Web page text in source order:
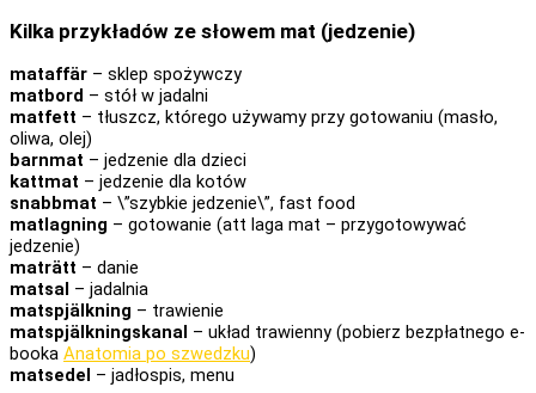
Kilka przykładów ze słowem mat (jedzenie)
mataffär – sklep spożywczy
matbord – stół w jadalni
matfett – tłuszcz, którego używamy przy gotowaniu (masło,
oliwa, olej)
barnmat – jedzenie dla dzieci
kattmat – jedzenie dla kotów
snabbmat – \”szybkie jedzenie\”, fast food
matlagning – gotowanie (att laga mat – przygotowywać
jedzenie)
maträtt – danie
matsal – jadalnia
matspjälkning – trawienie
matspjälkningskanal – układ trawienny (pobierz bezpłatnego e-
booka Anatomia po szwedzku)
matsedel – jadłospis, menu